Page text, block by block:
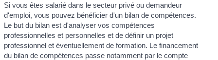
Si vous êtes salarié dans le secteur privé ou demandeur
d'emploi, vous pouvez bénéficier d'un bilan de compétences.
Le but du bilan est d'analyser vos compétences
professionnelles et personnelles et de définir un projet
professionnel et éventuellement de formation. Le financement
du bilan de compétences passe notamment par le compte